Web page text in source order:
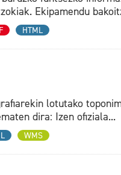
Ekipamendu
HTML
lotutako
dira: Izen ofiziala...
WMS